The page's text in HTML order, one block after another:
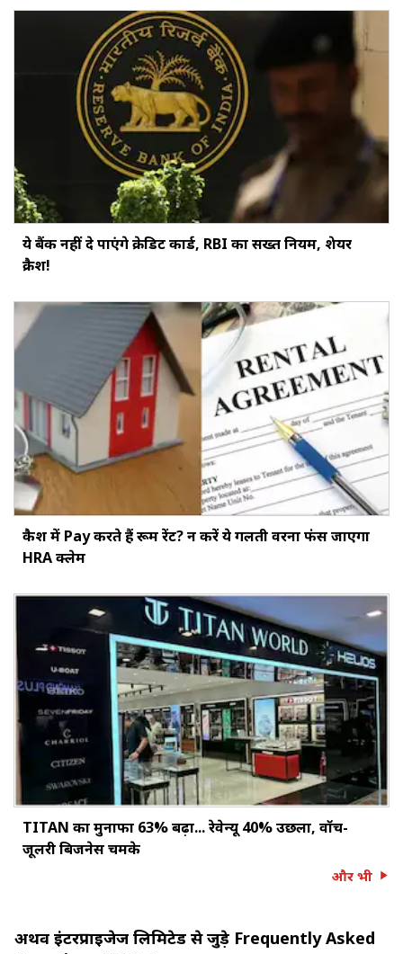
ये बैंक नहीं दे पाएंगे क्रेडिट कार्ड, RBI का सख्‍त नियम, शेयर
क्रैश!
कैश में Pay करते हैं रूम रेंट? न करें ये गलती वरना फंस जाएगा
HRA क्लेम
TITAN का मुनाफा 63% बढ़ा... रेवेन्यू 40% उछला, वॉच-
जूलरी बिजनेस चमके
और भी
अथर्व इंटरप्राईजेज लिमिटेड से जुड़े Frequently Asked